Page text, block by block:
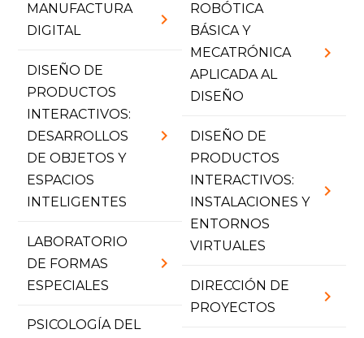
MANUFACTURA
DIGITAL
chevron_right
DISEÑO DE
PRODUCTOS
INTERACTIVOS:
DESARROLLOS
DE OBJETOS Y
ESPACIOS
INTELIGENTES
chevron_right
LABORATORIO
DE FORMAS
ESPECIALES
chevron_right
PSICOLOGÍA DEL
ROBÓTICA
BÁSICA Y
MECATRÓNICA
APLICADA AL
DISEÑO
chevron_right
DISEÑO DE
PRODUCTOS
INTERACTIVOS:
INSTALACIONES Y
ENTORNOS
VIRTUALES
chevron_right
DIRECCIÓN DE
PROYECTOS
chevron_right